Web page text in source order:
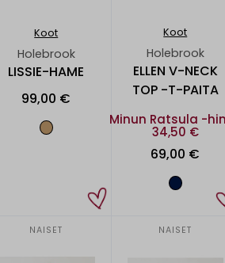
Koot
Holebrook
LISSIE-HAME
99,00 €
Koot
Holebrook
ELLEN V-NECK
TOP -T-PAITA
Minun Ratsula -
34,50 €
69,00 €
NAISET NAISET